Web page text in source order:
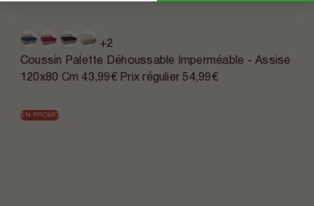
+2
Coussin Palette Déhoussable Imperméable - Assise
120x80 Cm43,99€ Prix régulier 54,99€
EN PROMO